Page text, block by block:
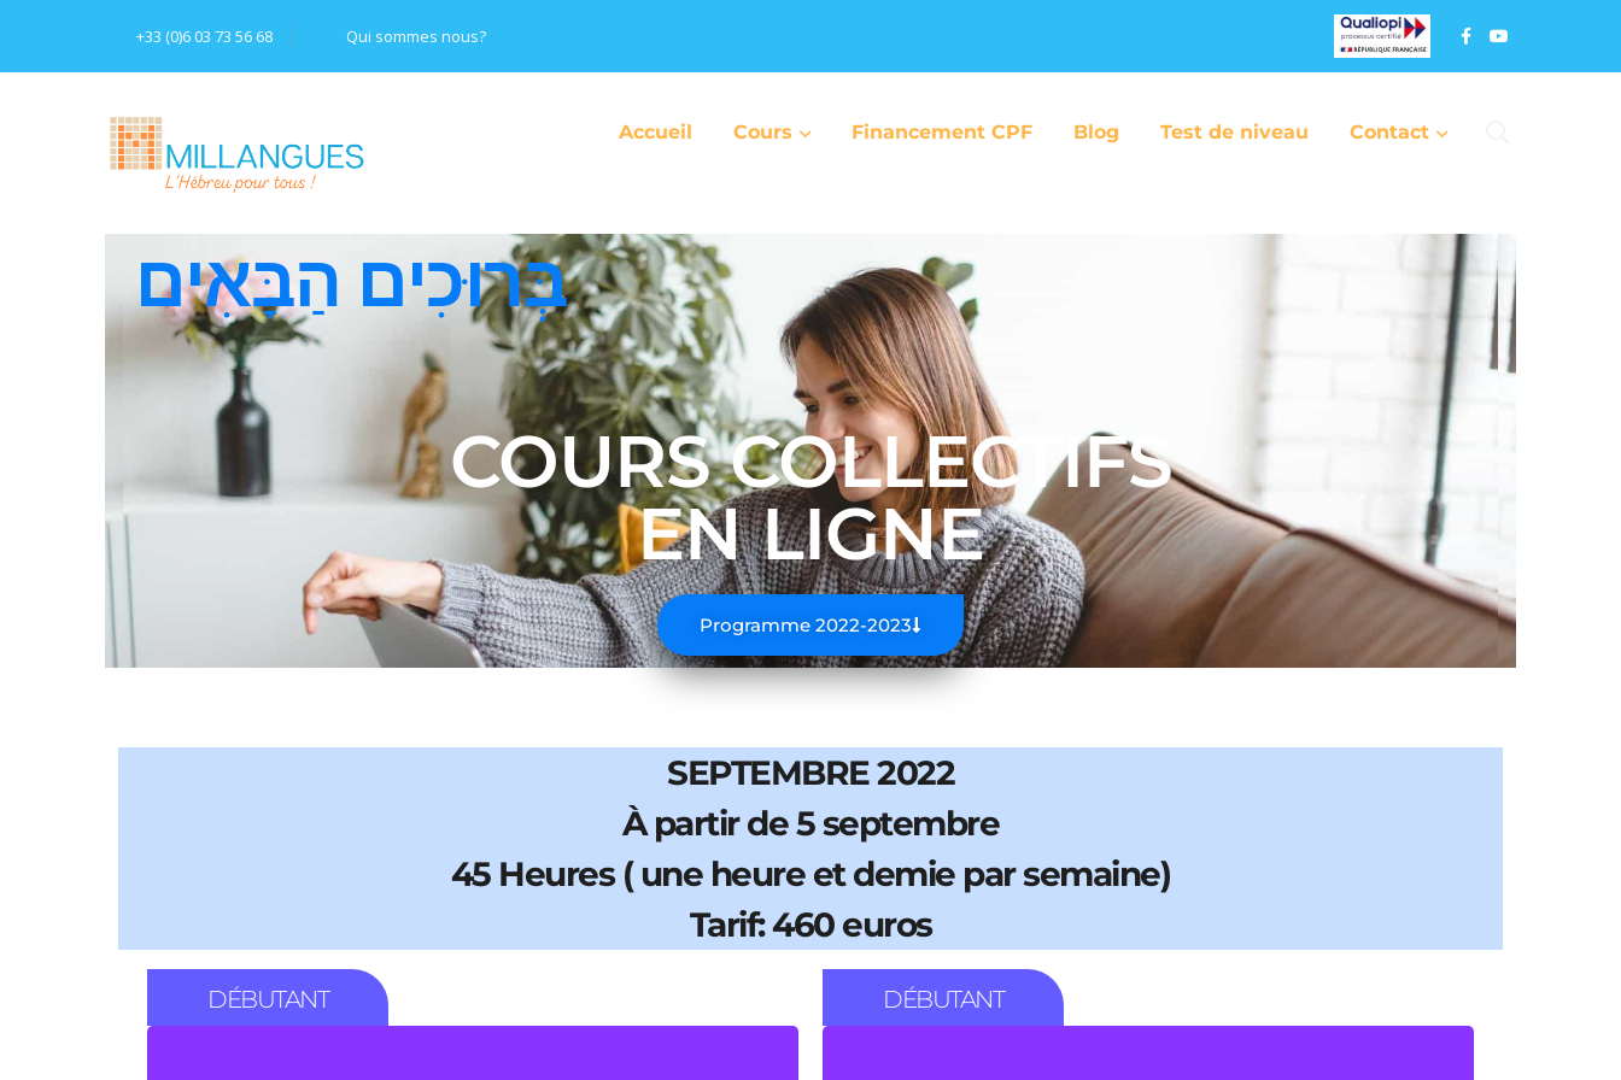
+33 (0)6 03 73 56 68 Qui sommes nous?
Accueil Cours Financement CPF Blog Test de niveau Contact
בְּרוּכִים הַבָּאִים
COURS COLLECTIFS
EN LIGNE
Programme 2022-2023
SEPTEMBRE 2022
À partir de 5 septembre
45 Heures ( une heure et demie par semaine)
Tarif: 460 euros
DÉBUTANT DÉBUTANT